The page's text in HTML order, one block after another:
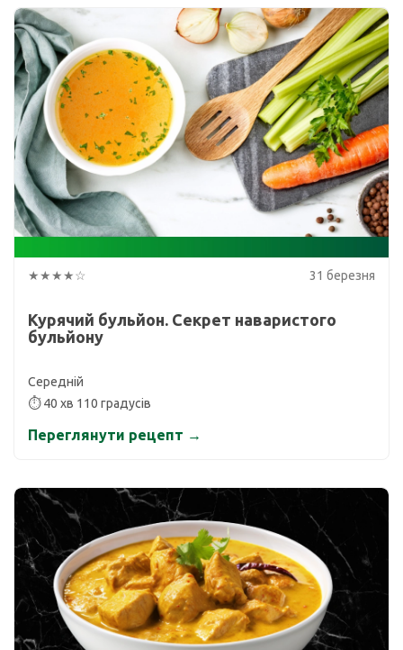
★★★★☆ 31 березня
Курячий бульйон. Секрет наваристого
бульйону
Середній
⏱ 40 хв 110 градусів
Переглянути рецепт →